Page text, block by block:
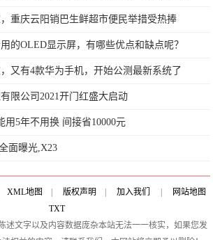
重庆云阳销巴生鲜超市便民举措受热捧
的OLED显示屏，有哪些优点和缺点呢？
又有4款华为手机，开始公测最新系统了
限公司2021开门红盛大启动
用5年不用换 间接省10000元
面曝光,X23
XML地图 | 版权声明 | 加入我们 |
网站地图
TXT
述文字以及内容数据庞杂本站无法一一核实，如果您发